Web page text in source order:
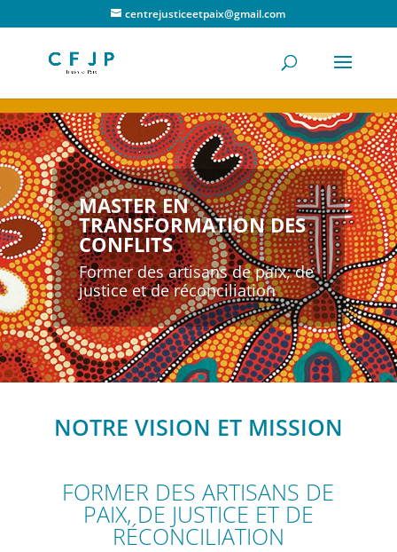
centrejusticeetpaix@gmail.com
MASTER EN
TRANSFORMATION DES
CONFLITS
Former des artisans de paix, de
justice et de réconciliation
NOTRE VISION ET MISSION
FORMER DES ARTISANS DE
PAIX, DE JUSTICE ET DE
RÉCONCILIATION